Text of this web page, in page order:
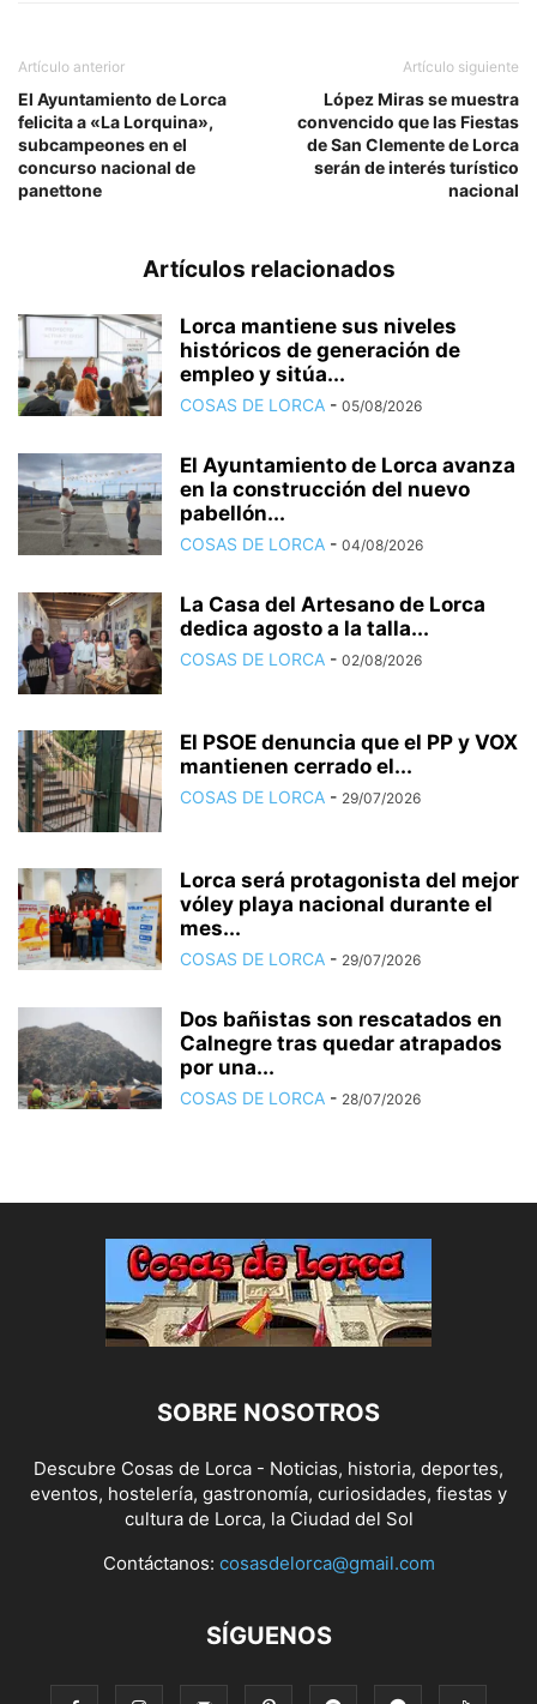
Artículo anterior
El Ayuntamiento de Lorca
felicita a «La Lorquina»,
subcampeones en el
concurso nacional de
panettone
Artículo siguiente
López Miras se muestra
convencido que las Fiestas
de San Clemente de Lorca
serán de interés turístico
nacional
Artículos relacionados
Lorca mantiene sus niveles
históricos de generación de
empleo y sitúa...
COSAS DE LORCA - 05/08/2026
El Ayuntamiento de Lorca avanza
en la construcción del nuevo
pabellón...
COSAS DE LORCA - 04/08/2026
La Casa del Artesano de Lorca
dedica agosto a la talla...
COSAS DE LORCA - 02/08/2026
El PSOE denuncia que el PP y VOX
mantienen cerrado el...
COSAS DE LORCA - 29/07/2026
Lorca será protagonista del mejor
vóley playa nacional durante el
mes...
COSAS DE LORCA - 29/07/2026
Dos bañistas son rescatados en
Calnegre tras quedar atrapados
por una...
COSAS DE LORCA - 28/07/2026
SOBRE NOSOTROS
Descubre Cosas de Lorca - Noticias, historia, deportes,
eventos, hostelería, gastronomía, curiosidades, fiestas y
cultura de Lorca, la Ciudad del Sol
Contáctanos: cosasdelorca@gmail.com
SÍGUENOS